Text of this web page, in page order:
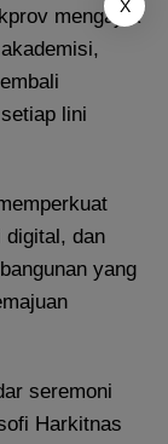
mengajak
lini
dan
yang
seremoni
Harkitnas
X